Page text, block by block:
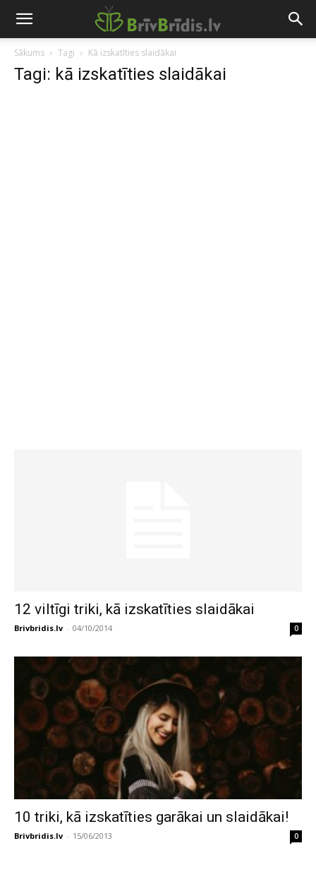
Sākums Tagi Kā izskatīties slaidākai
Tagi: kā izskatīties slaidākai
12 viltīgi triki, kā izskatīties slaidākai
Brivbridis.lv - 04/10/2014 0
10 triki, kā izskatīties garākai un slaidākai!
Brivbridis.lv - 15/06/2013 0